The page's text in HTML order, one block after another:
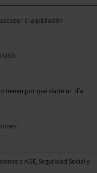
a la jubilación
tienen por qué darte un día
a AGE, Seguridad Social y